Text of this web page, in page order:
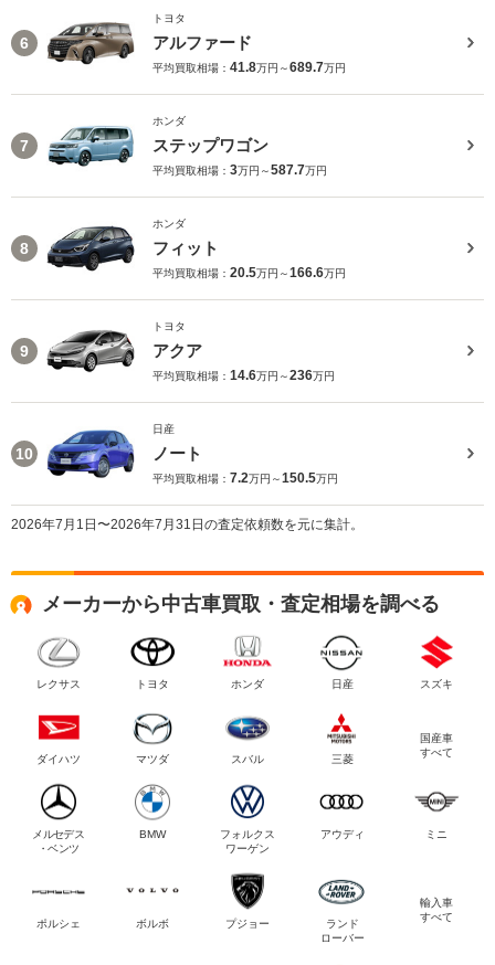
6
トヨタ
アルファード
平均買取相場： 41.8万円～689.7万円
7
ホンダ
ステップワゴン
平均買取相場： 3万円～587.7万円
8
ホンダ
フィット
平均買取相場： 20.5万円～166.6万円
9
トヨタ
アクア
平均買取相場： 14.6万円～236万円
10
日産
ノート
平均買取相場： 7.2万円～150.5万円
2026年7月1日〜2026年7月31日の査定依頼数を元に集計。
メーカーから中古車買取・査定相場を調べる
レクサス トヨタ ホンダ 日産 スズキ
ダイハツ マツダ スバル 三菱
国産車
すべて
メルセデス
・ベンツ
BMW
フォルクス
ワーゲン
アウディ ミニ
ポルシェ ボルボ プジョー
ランド
ローバー
輸入車
すべて